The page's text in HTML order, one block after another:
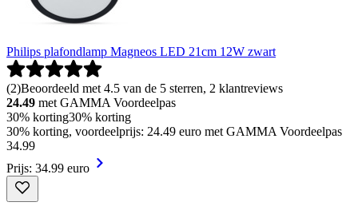
Philips plafondlamp Magneos LED 21cm 12W zwart
(2)Beoordeeld met 4.5 van de 5 sterren, 2 klantreviews
24.49 met GAMMA Voordeelpas
30% korting30% korting
30% korting, voordeelprijs: 24.49 euro met GAMMA Voordeelpas
34.99
Prijs: 34.99 euro